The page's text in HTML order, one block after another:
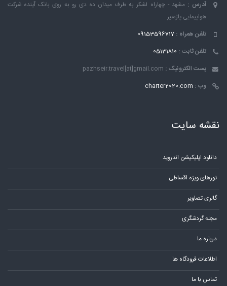
آدرس : مشهد - چهاراه لشکر به طرف میدان ده دی رو به روی بانک ٱینده شرکت
هواپیمایی پاژسیر
تلفن همراه : 09153596717
تلفن ثابت : 05131810
پست الکترونیک : pazhseir.travel[at]gmail.com
وب : charter2020.com
نقشه سایت
دانلود اپلیکیشن اندروید
تورهای ویژه اقساطی
گالری تصاویر
مجله گردشگری
درباره ما
اطلاعات فرودگاه ها
تماس با ما